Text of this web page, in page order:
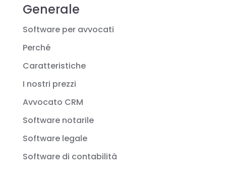
Generale
Software per avvocati
Perché
Caratteristiche
I nostri prezzi
Avvocato CRM
Software notarile
Software legale
Software di contabilità